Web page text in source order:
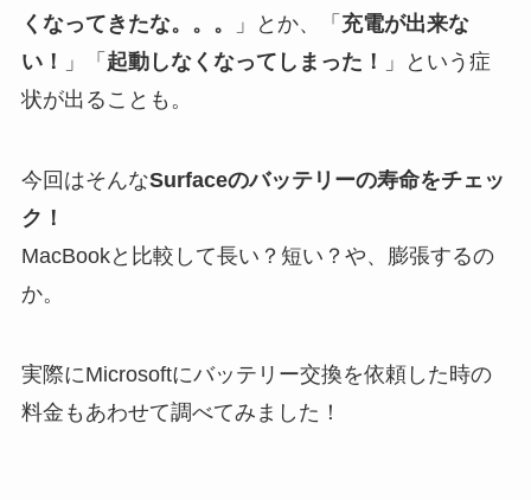
くなってきたな。。。
」とか、「 充電が出来な
い！
」「 起動しなくなってしまった！
」という症
状が出ることも。
今回はそんなSurfaceのバッテリーの寿命をチェッ
ク！
MacBookと比較して長い？短い？や、膨張するの
か。
実際にMicrosoftにバッテリー交換を依頼した時の
料金もあわせて調べてみました！